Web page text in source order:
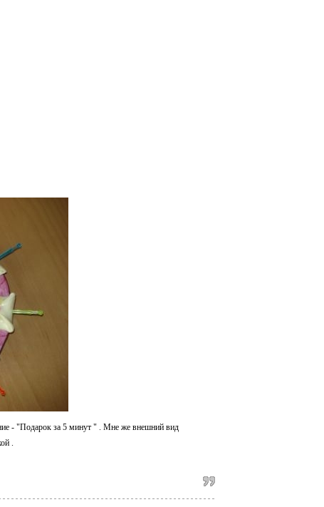
- "Подарок за 5 минут " . Мне же внешний вид
.